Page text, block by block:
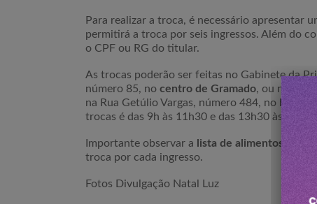
Para realizar a troca, é necessário apresentar
permitirá a troca por seis ingressos. Além do
o CPF ou RG do titular.
As trocas poderão ser feitas no Gabinete da
número 85, no centro de Gramado, ou na
na Rua Getúlio Vargas, número 484, no bairro
trocas é das 9h às 11h30 e das 13h30 às 17h.
Importante observar a lista de alimentos
troca por cada ingresso.
Fotos Divulgação Natal Luz